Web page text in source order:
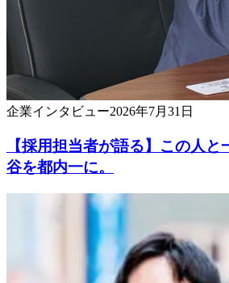
企業インタビュー2026年7月31日
【採用担当者が語る】この人と
谷を都内一に。